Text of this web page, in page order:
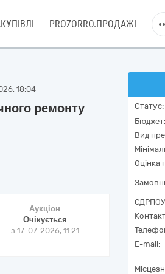
PROZORRO.ПРОДАЖІ
18:04
ремонту
Аукціон
Очікується
з 17-07-2026, 11:21
Статус:
Бюджет:
Вид
Оцінка
E-mail: